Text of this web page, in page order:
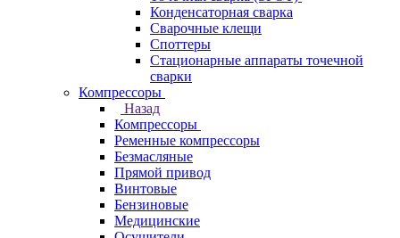
Конденсаторная сварка
Сварочные клещи
Споттеры
Стационарные аппараты точечной
сварки
Компрессоры
Назад
Компрессоры
Ременные компрессоры
Безмасляные
Прямой привод
Винтовые
Бензиновые
Медицинские